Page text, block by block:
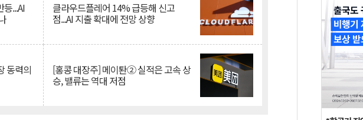
...AI 클라우드플레어 14% 급등해 신고
점...AI 지출 확대에 전망 상향
동력의 [홍콩 대장주] 메이퇀② 실적은 고속 상
승, 밸류는 역대 저점